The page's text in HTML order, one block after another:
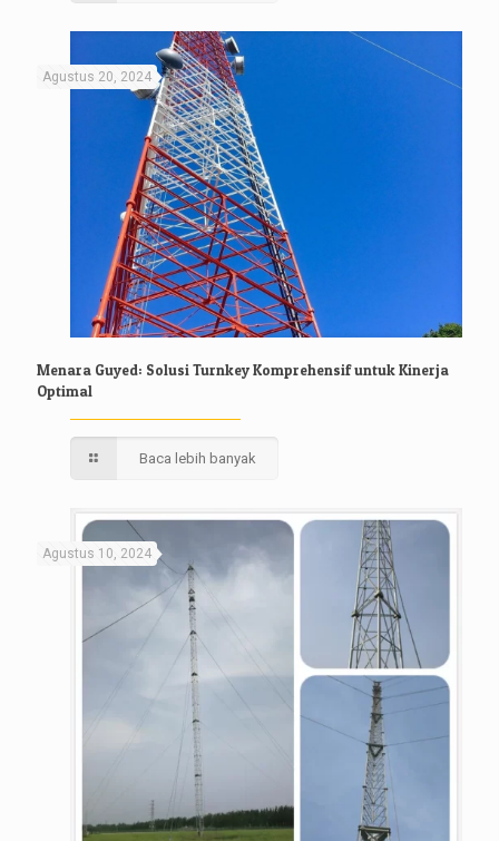
Agustus 20, 2024
Menara Guyed: Solusi Turnkey Komprehensif untuk Kinerja
Optimal
Baca lebih banyak
Agustus 10, 2024